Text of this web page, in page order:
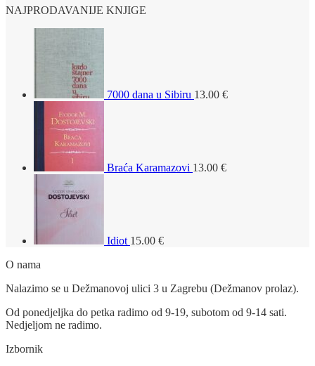
NAJPRODAVANIJE KNJIGE
7000 dana u Sibiru 13.00 €
Braća Karamazovi 13.00 €
Idiot 15.00 €
O nama
Nalazimo se u Dežmanovoj ulici 3 u Zagrebu (Dežmanov prolaz).
Od ponedjeljka do petka radimo od 9-19, subotom od 9-14 sati.
Nedjeljom ne radimo.
Izbornik